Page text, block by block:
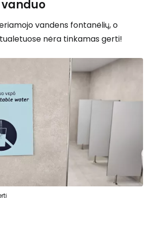
vandens fontanėlių, o
nėra tinkamas gerti!